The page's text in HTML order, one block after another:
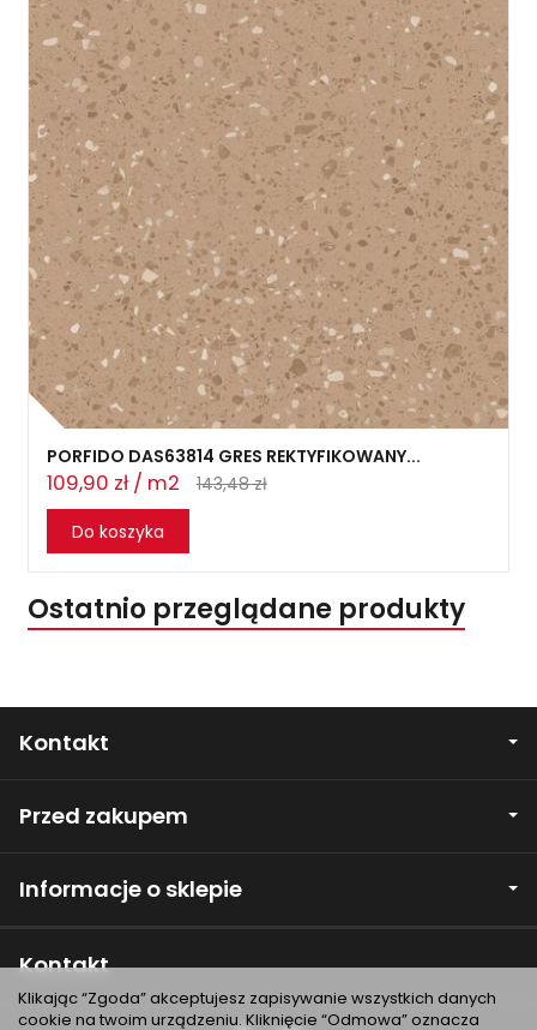
PORFIDO DAS63814 GRES REKTYFIKOWANY...
109,90 zł / m2
143,48 zł
Do koszyka
Ostatnio przeglądane produkty
Kontakt
Przed zakupem
Informacje o sklepie
Kontakt
Klikając “Zgoda” akceptujesz zapisywanie wszystkich danych
cookie na twoim urządzeniu. Kliknięcie “Odmowa” oznacza